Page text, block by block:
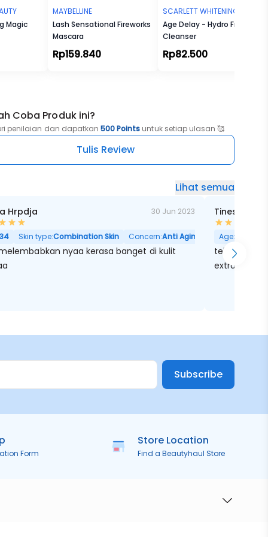
Magic
MAYBELLINE
Lash Sensational Fireworks
Mascara
Rp159.840
SCARLETT WHITENING
Age Delay - Hydro Fresh
Cleanser
Rp82.500
Coba Produk ini?
penilaian dan dapatkan 500 Points untuk setiap ulasan 🥰
Tulis Review
Lihat semua
Besar
Hrpdja 30 Jun 2023
34 Skin type:Combination Skin Concern:Anti Aging, Kulit Kering, Pori
nyaa kerasa banget di kulit
Tinesyah
Age:
tekstur
extractnya
Subscribe
Form
Store Location
Find a Beautyhaul Store